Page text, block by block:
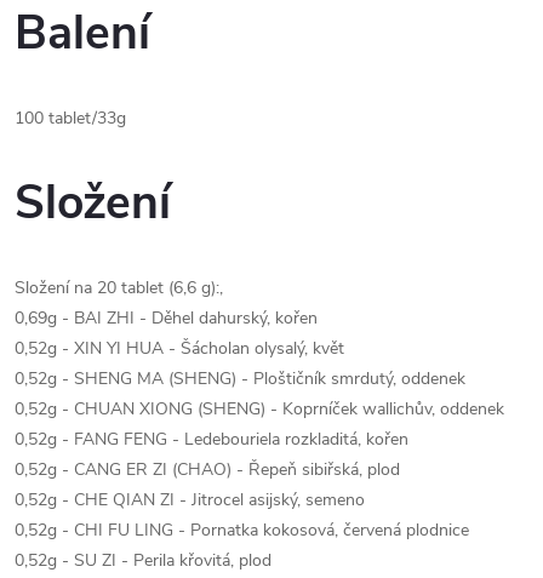
Balení
100 tablet/33g
Složení
Složení na 20 tablet (6,6 g):,
0,69g - BAI ZHI - Děhel dahurský, kořen
0,52g - XIN YI HUA - Šácholan olysalý, květ
0,52g - SHENG MA (SHENG) - Ploštičník smrdutý, oddenek
0,52g - CHUAN XIONG (SHENG) - Koprníček wallichův, oddenek
0,52g - FANG FENG - Ledebouriela rozkladitá, kořen
0,52g - CANG ER ZI (CHAO) - Řepeň sibiřská, plod
0,52g - CHE QIAN ZI - Jitrocel asijský, semeno
0,52g - CHI FU LING - Pornatka kokosová, červená plodnice
0,52g - SU ZI - Perila křovitá, plod